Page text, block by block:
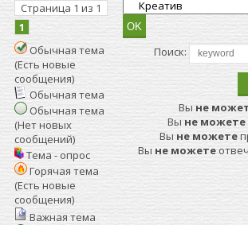
Страница 1 из 1
1
Обычная тема
(Есть новые
сообщения)
Обычная тема
Обычная тема
(Нет новых
сообщений)
Тема - опрос
Горячая тема
(Есть новые
сообщения)
Важная тема
Поиск:
Вы не
Вы не можете
Вы не можете
Выне можете